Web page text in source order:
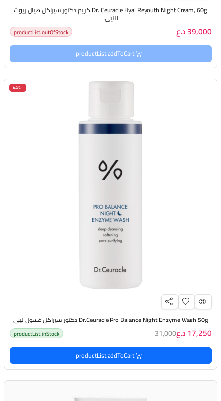
Dr. Ceuracle Hyal Reyouth Night Cream, 60g كريم دكتور سيراكل هيال ريوث
الليلي،
39,000 د.ع productList.outOfStock
productList.addToCart
-44%
Dr.Ceuracle Pro Balance Night Enzyme Wash 50g دكتور سيراكل غسول ليلي
17,250 د.ع 31,000
productList.inStock
productList.addToCart